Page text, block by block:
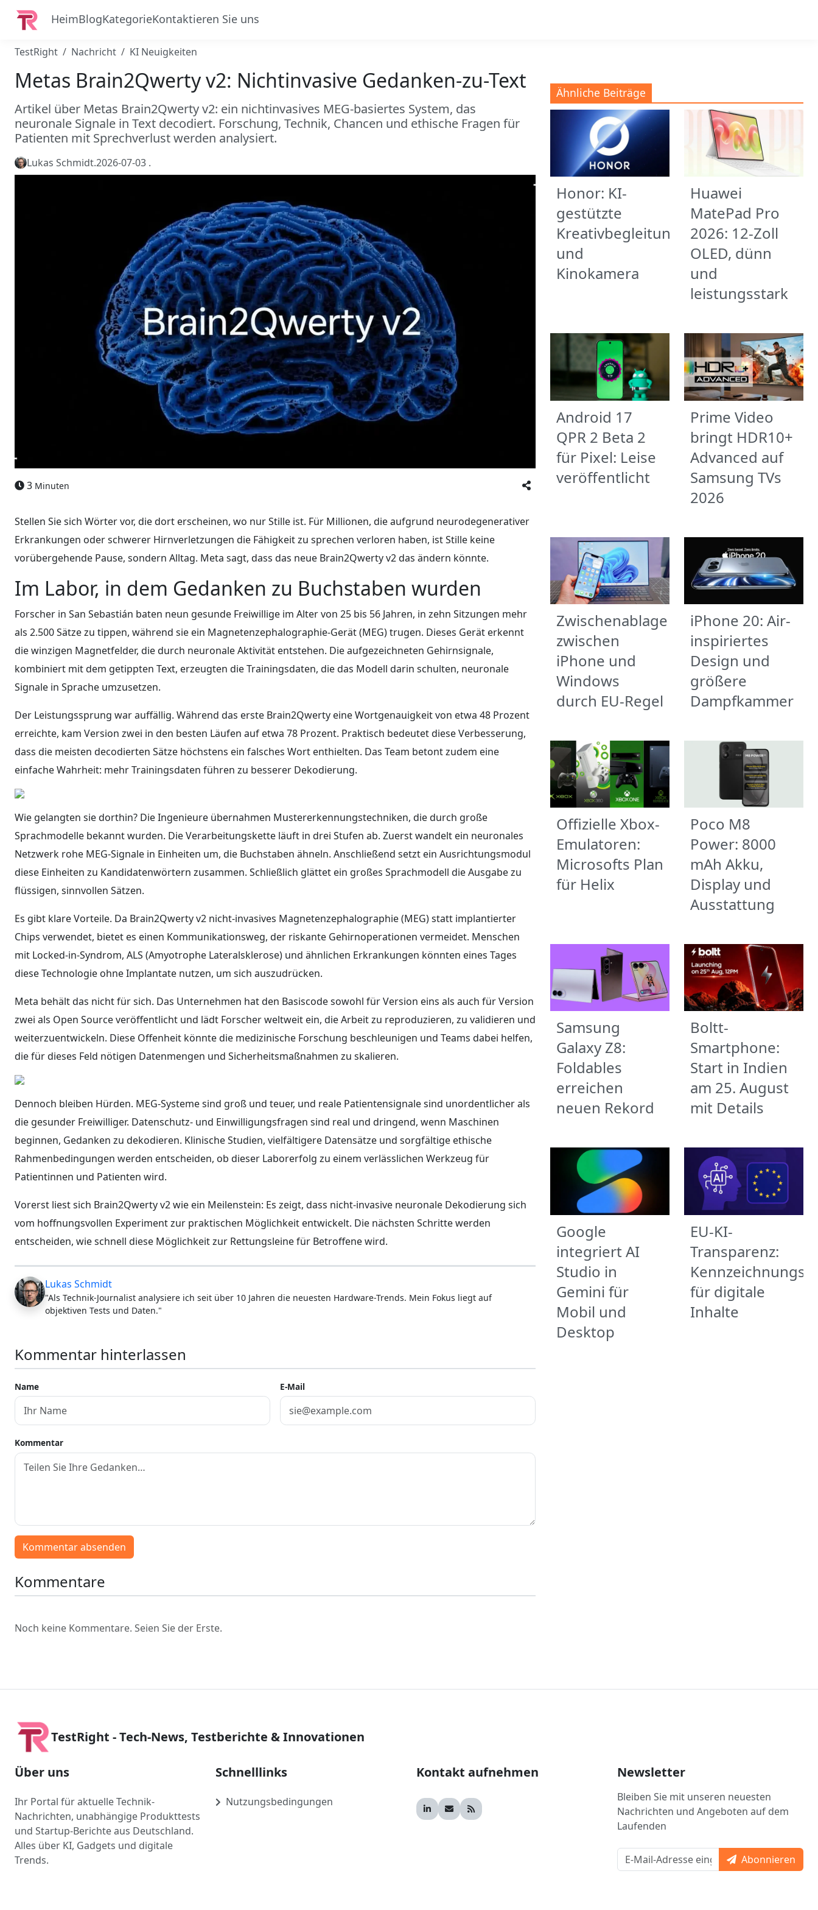
HeimBlogKategorieKontaktieren Sie uns
TestRight Nachricht KI Neuigkeiten
Metas Brain2Qwerty v2: Nichtinvasive Gedanken-zu-Text
Artikel über Metas Brain2Qwerty v2: ein nichtinvasives MEG-basiertes System, das
neuronale Signale in Text decodiert. Forschung, Technik, Chancen und ethische Fragen für
Patienten mit Sprechverlust werden analysiert.
Lukas Schmidt.2026-07-03 .
3 Minuten
Stellen Sie sich Wörter vor, die dort erscheinen, wo nur Stille ist. Für Millionen, die aufgrund neurodegenerativer
Erkrankungen oder schwerer Hirnverletzungen die Fähigkeit zu sprechen verloren haben, ist Stille keine
vorübergehende Pause, sondern Alltag. Meta sagt, dass das neue Brain2Qwerty v2 das ändern könnte.
Im Labor, in dem Gedanken zu Buchstaben wurden
Forscher in San Sebastián baten neun gesunde Freiwillige im Alter von 25 bis 56 Jahren, in zehn Sitzungen mehr
als 2.500 Sätze zu tippen, während sie ein Magnetenzephalographie-Gerät (MEG) trugen. Dieses Gerät erkennt
die winzigen Magnetfelder, die durch neuronale Aktivität entstehen. Die aufgezeichneten Gehirnsignale,
kombiniert mit dem getippten Text, erzeugten die Trainingsdaten, die das Modell darin schulten, neuronale
Signale in Sprache umzusetzen.
Der Leistungssprung war auffällig. Während das erste Brain2Qwerty eine Wortgenauigkeit von etwa 48 Prozent
erreichte, kam Version zwei in den besten Läufen auf etwa 78 Prozent. Praktisch bedeutet diese Verbesserung,
dass die meisten decodierten Sätze höchstens ein falsches Wort enthielten. Das Team betont zudem eine
einfache Wahrheit: mehr Trainingsdaten führen zu besserer Dekodierung.
Wie gelangten sie dorthin? Die Ingenieure übernahmen Mustererkennungstechniken, die durch große
Sprachmodelle bekannt wurden. Die Verarbeitungskette läuft in drei Stufen ab. Zuerst wandelt ein neuronales
Netzwerk rohe MEG-Signale in Einheiten um, die Buchstaben ähneln. Anschließend setzt ein Ausrichtungsmodul
diese Einheiten zu Kandidatenwörtern zusammen. Schließlich glättet ein großes Sprachmodell die Ausgabe zu
flüssigen, sinnvollen Sätzen.
Es gibt klare Vorteile. Da Brain2Qwerty v2 nicht-invasives Magnetenzephalographie (MEG) statt implantierter
Chips verwendet, bietet es einen Kommunikationsweg, der riskante Gehirnoperationen vermeidet. Menschen
mit Locked-in-Syndrom, ALS (Amyotrophe Lateralsklerose) und ähnlichen Erkrankungen könnten eines Tages
diese Technologie ohne Implantate nutzen, um sich auszudrücken.
Meta behält das nicht für sich. Das Unternehmen hat den Basiscode sowohl für Version eins als auch für Version
zwei als Open Source veröffentlicht und lädt Forscher weltweit ein, die Arbeit zu reproduzieren, zu validieren und
weiterzuentwickeln. Diese Offenheit könnte die medizinische Forschung beschleunigen und Teams dabei helfen,
die für dieses Feld nötigen Datenmengen und Sicherheitsmaßnahmen zu skalieren.
Dennoch bleiben Hürden. MEG-Systeme sind groß und teuer, und reale Patientensignale sind unordentlicher als
die gesunder Freiwilliger. Datenschutz- und Einwilligungsfragen sind real und dringend, wenn Maschinen
beginnen, Gedanken zu dekodieren. Klinische Studien, vielfältigere Datensätze und sorgfältige ethische
Rahmenbedingungen werden entscheiden, ob dieser Laborerfolg zu einem verlässlichen Werkzeug für
Patientinnen und Patienten wird.
Vorerst liest sich Brain2Qwerty v2 wie ein Meilenstein: Es zeigt, dass nicht-invasive neuronale Dekodierung sich
vom hoffnungsvollen Experiment zur praktischen Möglichkeit entwickelt. Die nächsten Schritte werden
entscheiden, wie schnell diese Möglichkeit zur Rettungsleine für Betroffene wird.
Lukas Schmidt
"Als Technik-Journalist analysiere ich seit über 10 Jahren die neuesten Hardware-Trends. Mein Fokus liegt auf
objektiven Tests und Daten."
Kommentar hinterlassen
Name E-Mail
Kommentar
Kommentar absenden
Kommentare
Noch keine Kommentare. Seien Sie der Erste.
Ähnliche Beiträge
Honor: KI-
gestützte
Kreativbegleitung
und
Kinokamera
Huawei
MatePad Pro
2026: 12-Zoll
OLED, dünn
und
leistungsstark
Android 17
QPR 2 Beta 2
für Pixel: Leise
veröffentlicht
Prime Video
bringt HDR10+
Advanced auf
Samsung TVs
2026
Zwischenablage
zwischen
iPhone und
Windows
durch EU-Regel
iPhone 20: Air-
inspiriertes
Design und
größere
Dampfkammer
Offizielle Xbox-
Emulatoren:
Microsofts Plan
für Helix
Poco M8
Power: 8000
mAh Akku,
Display und
Ausstattung
Samsung
Galaxy Z8:
Foldables
erreichen
neuen Rekord
Boltt-
Smartphone:
Start in Indien
am 25. August
mit Details
Google
integriert AI
Studio in
Gemini für
Mobil und
Desktop
EU-KI-
Transparenz:
für digitale
Inhalte
TestRight - Tech-News, Testberichte & Innovationen
Über uns
Ihr Portal für aktuelle Technik-
Nachrichten, unabhängige Produkttests
und Startup-Berichte aus Deutschland.
Alles über KI, Gadgets und digitale
Trends.
Schnelllinks
Nutzungsbedingungen
Kontakt aufnehmen Newsletter
Bleiben Sie mit unseren neuesten
Nachrichten und Angeboten auf dem
Laufenden
Abonnieren